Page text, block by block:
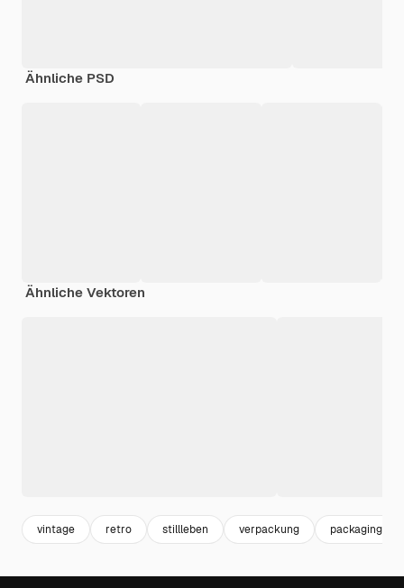
Ähnliche PSD
Ähnliche Vektoren
vintage retro stillleben verpackung packaging